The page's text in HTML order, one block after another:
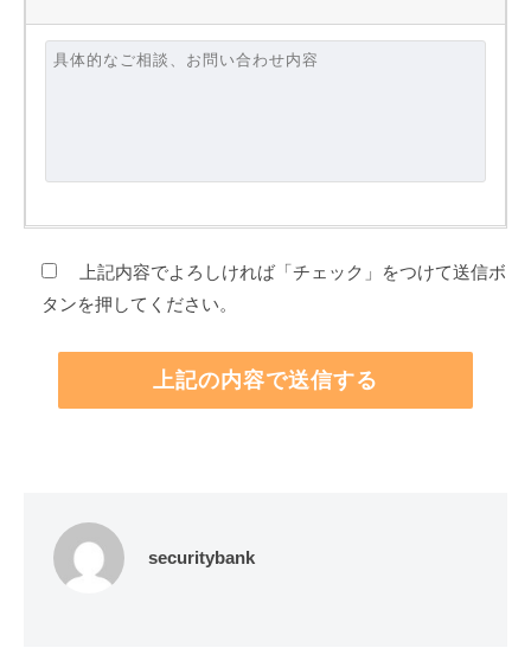
上記内容でよろしければ「チェック」をつけて送信ボ
タンを押してください。
securitybank